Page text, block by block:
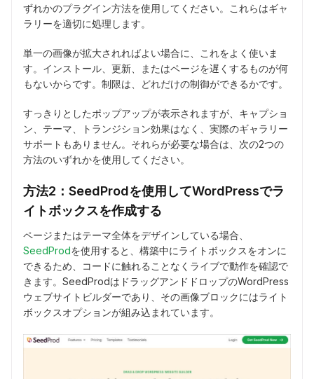
ずれかのプラグイン方法を使用してください。これらはギャ
ラリーを適切に処理します。
単一の画像が拡大されればよい場合に、これをよく使いま
す。インストール、更新、またはページを遅くするものが何
もないからです。制限は、どれだけの制御ができるかです。
すっきりとしたポップアップが表示されますが、キャプショ
ン、テーマ、トランジション効果はなく、実際のギャラリー
サポートもありません。それらが必要な場合は、次の2つの
方法のいずれかを使用してください。
方法2：SeedProdを使用してWordPressでラ
イトボックスを作成する
ページまたはテーマ全体をデザインしている場合、
SeedProdを使用すると、構築中にライトボックスをオンに
できるため、コードに触れることなくライブで動作を確認で
きます。SeedProdはドラッグアンドドロップのWordPress
ウェブサイトビルダーであり、その画像ブロックにはライト
ボックスオプションが組み込まれています。